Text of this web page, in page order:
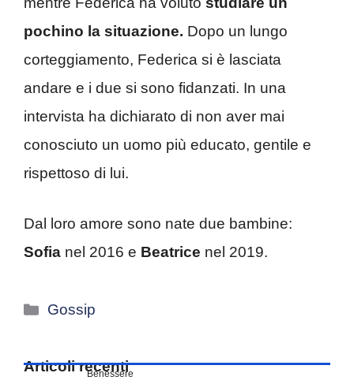
pochino la situazione. Dopo un lungo
corteggiamento, Federica si è lasciata
andare e i due si sono fidanzati. In una
intervista ha dichiarato di non aver mai
conosciuto un uomo più educato, gentile e
rispettoso di lui.
Dal loro amore sono nate due bambine:
Sofia nel 2016 e Beatrice nel 2019.
Categorie
Gossip
Articoli recenti
Benessere